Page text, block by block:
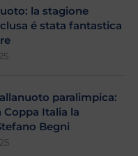
la stagione
é stata fantastica
paralimpica:
Coppa Italia la
Begni